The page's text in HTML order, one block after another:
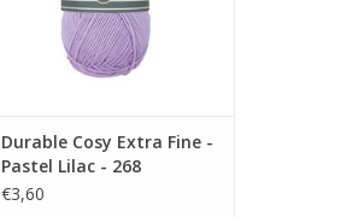
Durable Cosy Extra Fine -
Pastel Lilac - 268
€3,60